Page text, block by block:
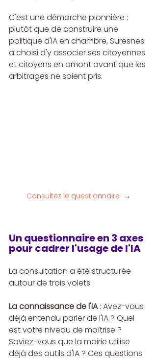
C'est une démarche pionnière :
plutôt que de construire une
politique d'IA en chambre, Suresnes
a choisi d'y associer ses citoyennes
et citoyens en amont avant que les
arbitrages ne soient pris.
Consultez le questionnaire →
Un questionnaire en 3 axes
pour cadrer l'usage de l'IA
La consultation a été structurée
autour de trois volets :
La connaissance de l'IA : Avez-vous
déjà entendu parler de l'IA ? Quel
est votre niveau de maîtrise ?
Saviez-vous que la mairie utilise
déjà des outils d'IA ? Ces questions